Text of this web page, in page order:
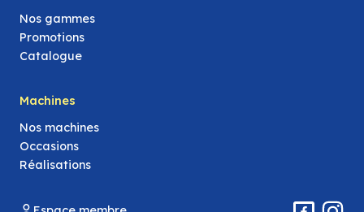
Nos gammes
Promotions
Catalogue
Machines
Nos machines
Occasions
Réalisations